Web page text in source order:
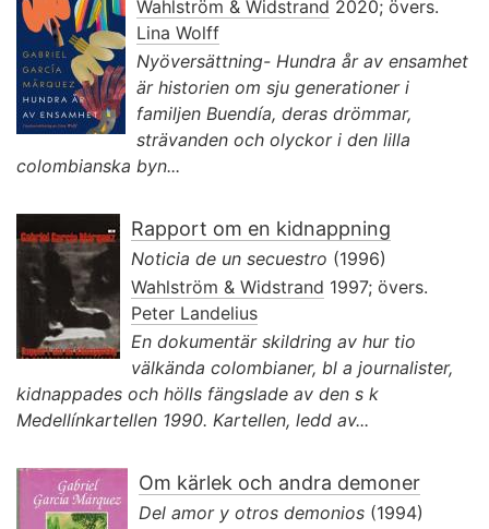
Wahlström & Widstrand 2020; övers.
Lina Wolff
Nyöversättning- Hundra år av ensamhet
är historien om sju generationer i
familjen Buendía, deras drömmar,
strävanden och olyckor i den lilla
colombianska byn...
Rapport om en kidnappning
Noticia de un secuestro (1996)
Wahlström & Widstrand 1997; övers.
Peter Landelius
En dokumentär skildring av hur tio
välkända colombianer, bl a journalister,
kidnappades och hölls fängslade av den s k
Medellínkartellen 1990. Kartellen, ledd av...
Om kärlek och andra demoner
Del amor y otros demonios (1994)